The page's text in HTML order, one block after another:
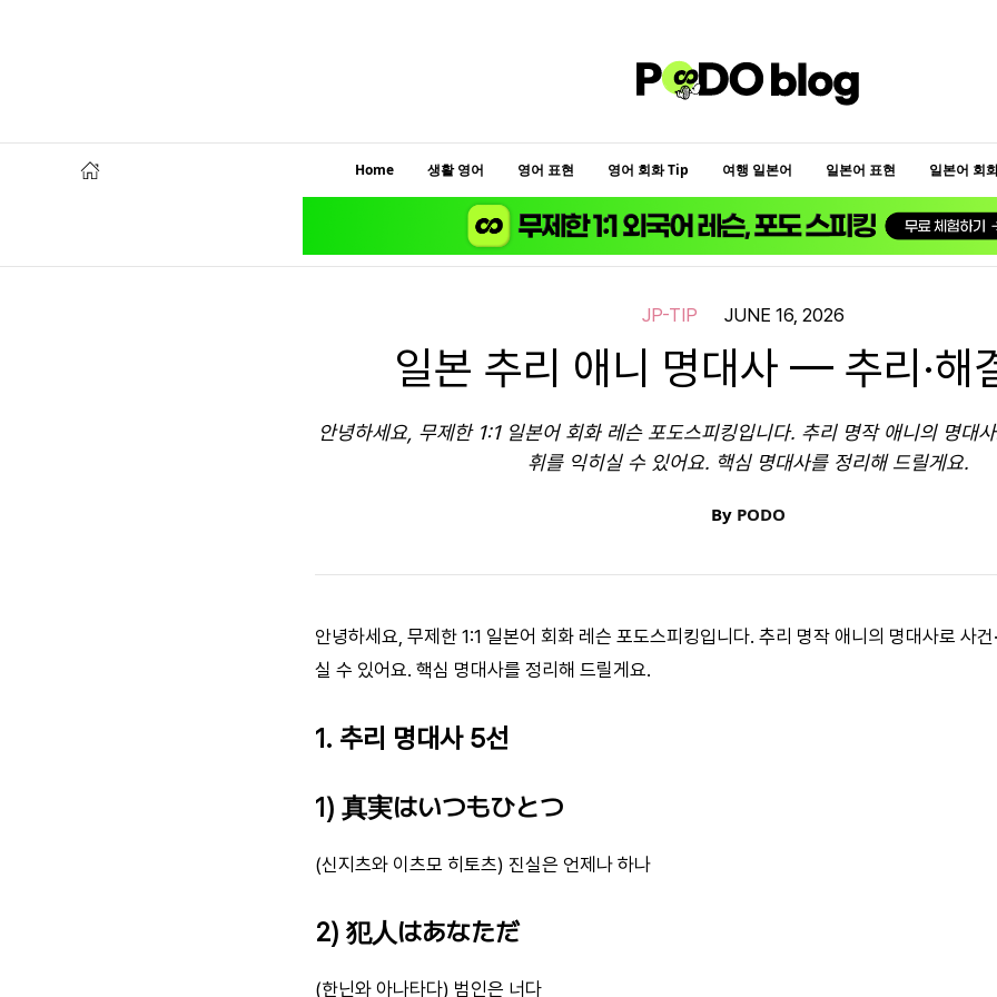
Home 생활 영어 영어 표현 영어 회화 Tip 여행 일본어 일본어 표현 일본어 회
JP-TIP JUNE 16, 2026
일본 추리 애니 명대사 — 추리·해
안녕하세요, 무제한 1:1 일본어 회화 레슨 포도스피킹입니다. 추리 명작 애니의 명대
휘를 익히실 수 있어요. 핵심 명대사를 정리해 드릴게요.
By PODO
안녕하세요, 무제한 1:1 일본어 회화 레슨 포도스피킹입니다. 추리 명작 애니의 명대사로 사
실 수 있어요. 핵심 명대사를 정리해 드릴게요.
1. 추리 명대사 5선
1) 真実はいつもひとつ
(신지츠와 이츠모 히토츠) 진실은 언제나 하나
2) 犯人はあなただ
(한닌와 아나타다) 범인은 너다